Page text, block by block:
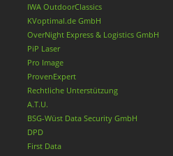
IWA OutdoorClassics
KVoptimal.de GmbH
OverNight Express & Logistics GmbH
PiP Laser
Pro Image
ProvenExpert
Rechtliche Unterstützung
A.T.U.
BSG-Wüst Data Security GmbH
DPD
First Data